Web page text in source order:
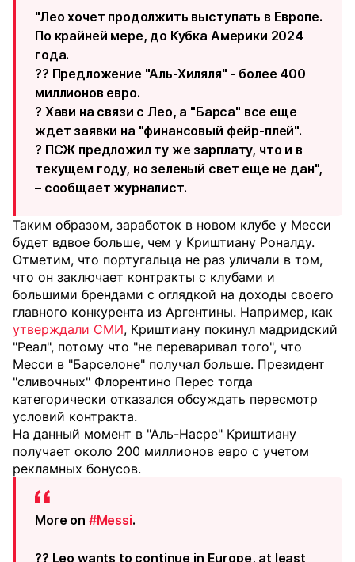
"Лео хочет продолжить выступать в Европе.
По крайней мере, до Кубка Америки 2024
года.
?? Предложение "Аль-Хиляля" - более 400
миллионов евро.
? Хави на связи с Лео, а "Барса" все еще
ждет заявки на "финансовый фейр-плей".
? ПСЖ предложил ту же зарплату, что и в
текущем году, но зеленый свет еще не дан",
– сообщает журналист.
Таким образом, заработок в новом клубе у Месси
будет вдвое больше, чем у Криштиану Роналду.
Отметим, что португальца не раз уличали в том,
что он заключает контракты с клубами и
большими брендами с оглядкой на доходы своего
главного конкурента из Аргентины. Например, как
утверждали СМИ, Криштиану покинул мадридский
"Реал", потому что "не переваривал того", что
Месси в "Барселоне" получал больше. Президент
"сливочных" Флорентино Перес тогда
категорически отказался обсуждать пересмотр
условий контракта.
На данный момент в "Аль-Насре" Криштиану
получает около 200 миллионов евро с учетом
рекламных бонусов.
More on #Messi.
?? Leo wants to continue in Europe, at least